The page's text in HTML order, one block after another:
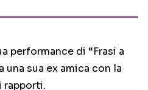
performance di “Frasi a
una sua ex amica con la
rapporti.